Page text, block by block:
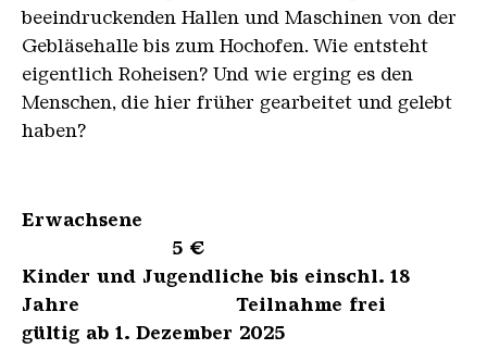
beeindruckenden Hallen und Maschinen von der
Gebläsehalle bis zum Hochofen. Wie entsteht
eigentlich Roheisen? Und wie erging es den
Menschen, die hier früher gearbeitet und gelebt
haben?
Erwachsene
5 €
Kinder und Jugendliche bis einschl. 18
Jahre Teilnahme frei
gültig ab 1. Dezember 2025